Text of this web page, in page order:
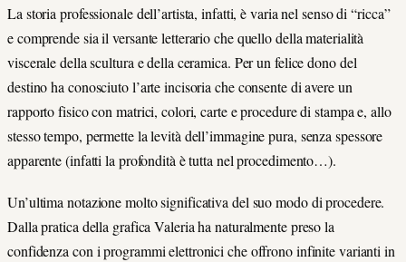
La storia professionale dell’artista, infatti, è varia nel senso di “ricca”
e comprende sia il versante letterario che quello della materialità
viscerale della scultura e della ceramica. Per un felice dono del
destino ha conosciuto l’arte incisoria che consente di avere un
rapporto fisico con matrici, colori, carte e procedure di stampa e, allo
stesso tempo, permette la levità dell’immagine pura, senza spessore
apparente (infatti la profondità è tutta nel procedimento…).
Un’ultima notazione molto significativa del suo modo di procedere.
Dalla pratica della grafica Valeria ha naturalmente preso la
confidenza con i programmi elettronici che offrono infinite varianti in